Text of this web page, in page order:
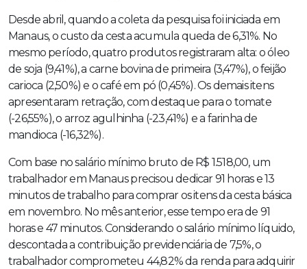
Desde abril, quando a coleta da pesquisa foi iniciada em
Manaus, o custo da cesta acumula queda de 6,31%. No
mesmo período, quatro produtos registraram alta: o óleo
de soja (9,41%), a carne bovina de primeira (3,47%), o feijão
carioca (2,50%) e o café em pó (0,45%). Os demais itens
apresentaram retração, com destaque para o tomate
(-26,55%), o arroz agulhinha (-23,41%) e a farinha de
mandioca (-16,32%).
Com base no salário mínimo bruto de R$ 1.518,00, um
trabalhador em Manaus precisou dedicar 91 horas e 13
minutos de trabalho para comprar os itens da cesta básica
em novembro. No mês anterior, esse tempo era de 91
horas e 47 minutos. Considerando o salário mínimo líquido,
descontada a contribuição previdenciária de 7,5%, o
trabalhador comprometeu 44,82% da renda para adquirir